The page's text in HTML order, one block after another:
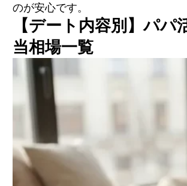
のが安心です。
【デート内容別】パパ
当相場一覧